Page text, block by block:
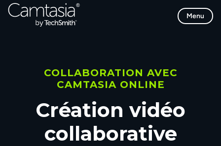
Passer
directement
Menu
COLLABORATION AVEC
CAMTASIA ONLINE
Création vidéo
collaborative